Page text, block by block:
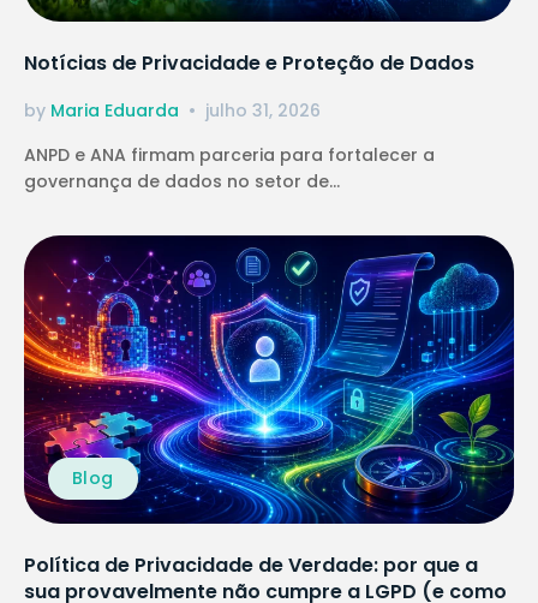
Notícias de Privacidade e Proteção de Dados
by Maria Eduarda
julho 31, 2026
ANPD e ANA firmam parceria para fortalecer a
governança de dados no setor de...
Blog
Política de Privacidade de Verdade: por que a
sua provavelmente não cumpre a LGPD (e como